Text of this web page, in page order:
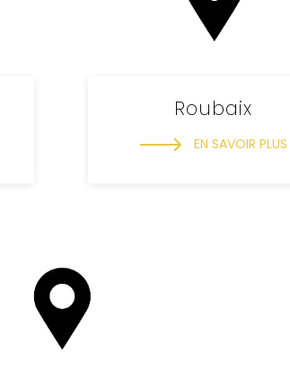
Roubaix
EN SAVOIR PLUS